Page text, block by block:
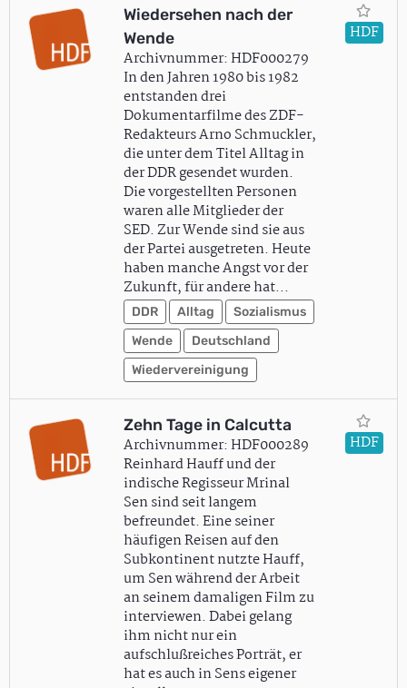
Wiedersehen nach der
Wende
Archivnummer: HDF000279
In den Jahren 1980 bis 1982
entstanden drei
Dokumentarfilme des ZDF-
Redakteurs Arno Schmuckler,
die unter dem Titel Alltag in
der DDR gesendet wurden.
Die vorgestellten Personen
waren alle Mitglieder der
SED. Zur Wende sind sie aus
der Partei ausgetreten. Heute
haben manche Angst vor der
Zukunft, für andere hat…
DDR Alltag
Sozialismus
Wende
Deutschland
Wiedervereinigung
HDF
Zehn Tage in Calcutta
Archivnummer: HDF000289
Reinhard Hauff und der
indische Regisseur Mrinal
Sen sind seit langem
befreundet. Eine seiner
häufigen Reisen auf den
Subkontinent nutzte Hauff,
um Sen während der Arbeit
an seinem damaligen Film zu
interviewen. Dabei gelang
ihm nicht nur ein
aufschlußreiches Porträt, er
hat es auch in Sens eigener
HDF